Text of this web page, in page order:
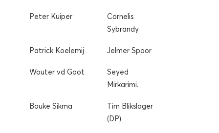
Peter Kuiper
Cornelis
Sybrandy
Patrick Koelemij Jelmer Spoor
Wouter vd Goot
Seyed
Mirkarimi.
Bouke Sikma
Tim Blikslager
(DP)